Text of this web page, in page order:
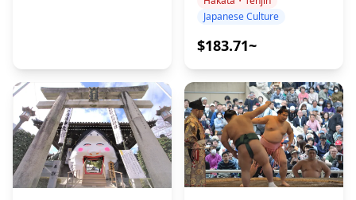
Japanese Culture
$183.71~